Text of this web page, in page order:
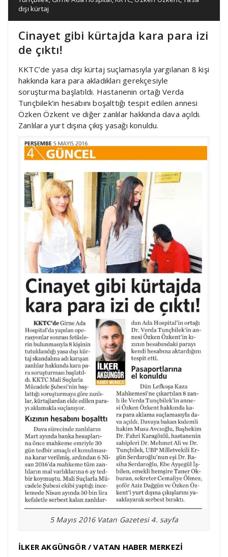
dışı kürtaj
Cinayet gibi kürtajda kara para izi
de çıktı!
KKTC’de yasa dışı kürtaj suçlamasıyla yargılanan 8 kişi
hakkında kara para akladıkları gerekçesiyle
soruşturma başlatıldı. Hastanenin ortağı Verda
Tunçbilek’in hesabını boşalttığı tespit edilen annesi
Özken Özkent ve diğer zanlılar hakkında dava açıldı.
Zanlılara yurt dışına çıkış yasağı konuldu.
5 Mayıs 2016 Vatan Gazetesi 4. sayfa
İLKER AKGÜNGÖR / VATAN HABER MERKEZİ